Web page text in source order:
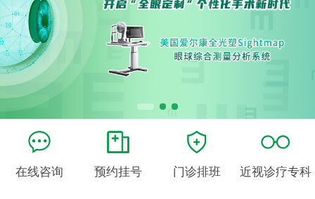
在线咨询 预约挂号 门诊排班 近视诊疗专科